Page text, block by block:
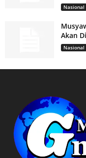
Nasional
Akan
Nasional